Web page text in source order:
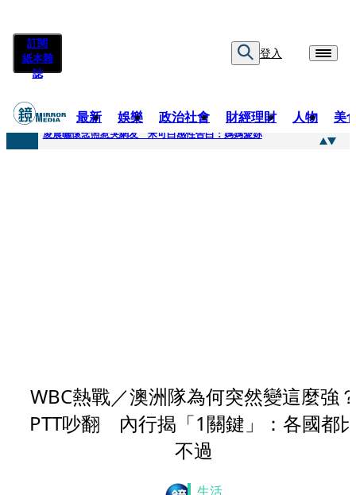
訂閱
紙本雜
誌
登入
最新 娛樂 政治社會 財經理財 人物 美
快訊
凌晨曬懷念照惹哭網友 米可白感性告白：媽媽愛妳
WBC熱戰／澳洲隊為何突然變這麼強
PTT吵翻 內行揭「1關鍵」：各國都
不過
生活